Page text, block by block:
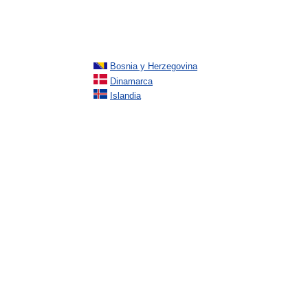
Bosnia y Herzegovina
Dinamarca
Islandia